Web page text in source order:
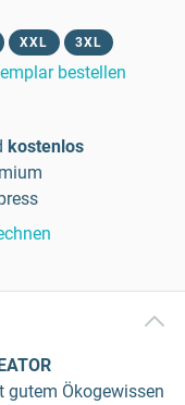
XXL 3XL
bestellen
kostenlos
gutem Ökogewissen